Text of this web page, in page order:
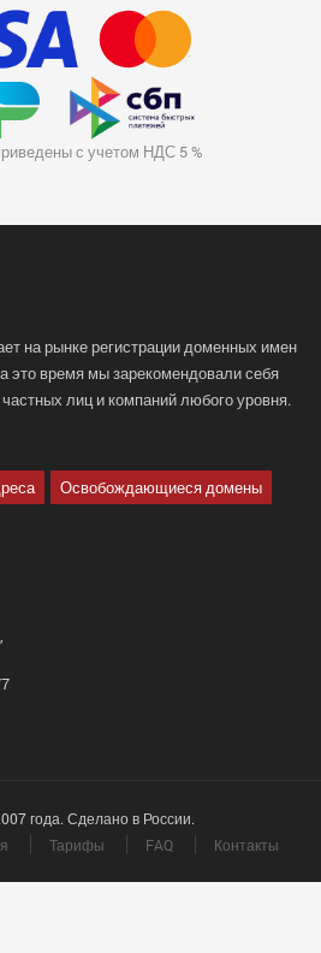
с учетом НДС 5 %
на рынке регистрации доменных имен
это время мы зарекомендовали себя
лиц и компаний любого уровня.
Освобождающиеся домены
года. Сделано в России.
Тарифы FAQ Контакты